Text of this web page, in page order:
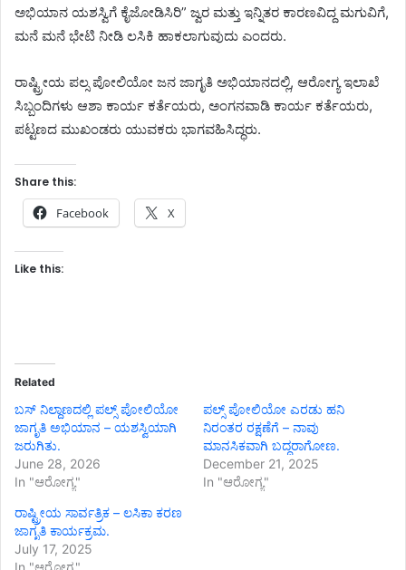
ಅಭಿಯಾನ ಯಶಸ್ವಿಗೆ ಕೈಜೋಡಿಸಿರಿ” ಜ್ವರ ಮತ್ತು ಇನ್ನಿತರ ಕಾರಣವಿದ್ದ ಮಗುವಿಗೆ,
ಮನೆ ಮನೆ ಭೇಟಿ ನೀಡಿ ಲಸಿಕಿ ಹಾಕಲಾಗುವುದು ಎಂದರು.
ರಾಷ್ಟ್ರೀಯ ಪಲ್ಸ ಪೋಲಿಯೋ ಜನ ಜಾಗೃತಿ ಅಭಿಯಾನದಲ್ಲಿ, ಆರೋಗ್ಯ ಇಲಾಖೆ
ಸಿಬ್ಬಂದಿಗಳು ಆಶಾ ಕಾರ್ಯ ಕರ್ತೆಯರು, ಅಂಗನವಾಡಿ ಕಾರ್ಯ ಕರ್ತೆಯರು,
ಪಟ್ಟಣದ ಮುಖಂಡರು ಯುವಕರು ಭಾಗವಹಿಸಿದ್ಧರು.
Share this:
Facebook X
Like this:
Related
ಬಸ್ ನಿಲ್ದಾಣದಲ್ಲಿ ಪಲ್ಸ್ ಪೋಲಿಯೋ
ಜಾಗೃತಿ ಅಭಿಯಾನ – ಯಶಸ್ವಿಯಾಗಿ
ಜರುಗಿತು.
June 28, 2026
In "ಆರೋಗ್ಯ"
ಪಲ್ಸ್ ಪೋಲಿಯೋ ಎರಡು ಹನಿ
ನಿರಂತರ ರಕ್ಷಣೆಗೆ – ನಾವು
ಮಾನಸಿಕವಾಗಿ ಬದ್ಧರಾಗೋಣ.
December 21, 2025
In "ಆರೋಗ್ಯ"
ರಾಷ್ಟ್ರೀಯ ಸಾರ್ವತ್ರಿಕ – ಲಸಿಕಾ ಕರಣ
ಜಾಗೃತಿ ಕಾರ್ಯಕ್ರಮ.
July 17, 2025